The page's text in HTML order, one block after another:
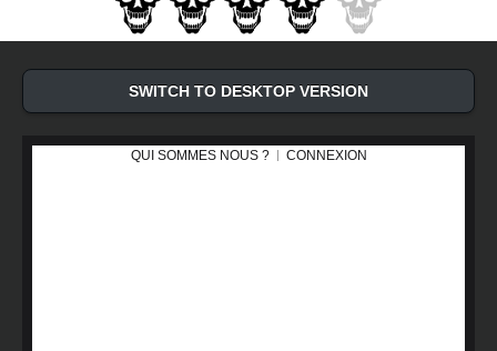
SWITCH TO DESKTOP VERSION
QUI SOMMES NOUS ? CONNEXION